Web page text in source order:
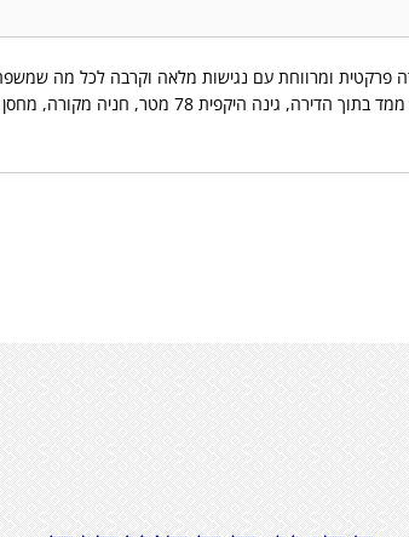
פרקטית ומרווחת עם נגישות מלאה וקרבה לכל מה
מוסדות חינוך, פארקים, קופות חולים ובתי כנסת.